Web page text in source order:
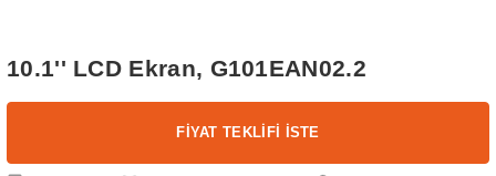
10.1'' LCD Ekran, G101EAN02.2
FİYAT TEKLİFİ İSTE